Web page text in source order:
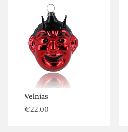
Velnias
€22.00